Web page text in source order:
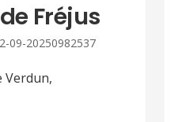
Fréjus
09-20250982537
Verdun,